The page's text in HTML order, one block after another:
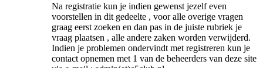
Na registratie kun je indien gewenst jezelf even
voorstellen in dit gedeelte , voor alle overige vragen
graag eerst zoeken en dan pas in de juiste rubriek je
vraag plaatsen , alle andere zaken worden verwijderd.
Indien je problemen ondervindt met registreren kun je
contact opnemen met 1 van de beheerders van deze site